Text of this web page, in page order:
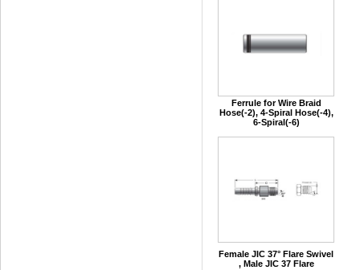
Ferrule for Wire Braid
Hose(-2), 4-Spiral Hose(-4),
6-Spiral(-6)
Female JIC 37° Flare Swivel
, Male JIC 37 Flare